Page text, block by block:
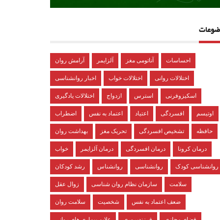
آرامش روان آلزایمر آناتومی مغز احساسات
اخبار روانشناسی اختلالات خواب اختلالات روانی
اختلالات یادگیری ازدواج استرس اسکیزوفرنی
اضطراب اعتماد به نفس اعتیاد افسردگی اوتیسم
بهداشت روان تحریک مغز تشخیص افسردگی حافظه
خواب درمان آلزایمر درمان افسردگی درمان کرونا
رشد کودکان روانشناس روانشناسی روانشناسی کودک
زوال عقل سازمان نظام روان شناسی سلامت
سلامت روان شخصیت ضعف اعتماد به نفس